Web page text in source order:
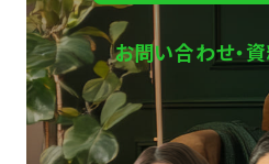
お問い合わせ・